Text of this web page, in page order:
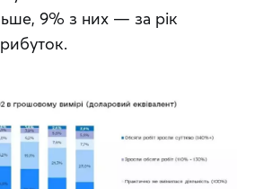
9% з них — за рік